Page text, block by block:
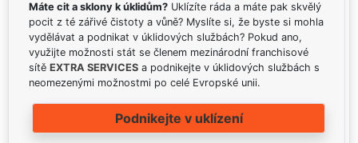
Máte cit a sklony k úklidům? Uklízíte ráda a máte pak skvělý
pocit z té zářivé čistoty a vůně? Myslíte si, že byste si mohla
vydělávat a podnikat v úklidových službách? Pokud ano,
využijte možnosti stát se členem mezinárodní franchisové
sítě EXTRA SERVICES a podnikejte v úklidových službách s
neomezenými možnostmi po celé Evropské unii.
Podnikejte v uklízení